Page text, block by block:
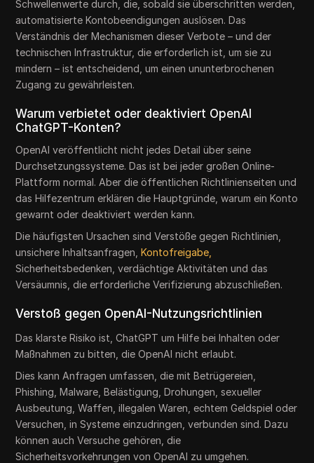
Schwellenwerte durch, die, sobald sie überschritten werden,
automatisierte Kontobeendigungen auslösen. Das
Verständnis der Mechanismen dieser Verbote – und der
technischen Infrastruktur, die erforderlich ist, um sie zu
mindern – ist entscheidend, um einen ununterbrochenen
Zugang zu gewährleisten.
Warum verbietet oder deaktiviert OpenAI
ChatGPT-Konten?
OpenAI veröffentlicht nicht jedes Detail über seine
Durchsetzungssysteme. Das ist bei jeder großen Online-
Plattform normal. Aber die öffentlichen Richtlinienseiten und
das Hilfezentrum erklären die Hauptgründe, warum ein Konto
gewarnt oder deaktiviert werden kann.
Die häufigsten Ursachen sind Verstöße gegen Richtlinien,
unsichere Inhaltsanfragen,Kontofreigabe,
Sicherheitsbedenken, verdächtige Aktivitäten und das
Versäumnis, die erforderliche Verifizierung abzuschließen.
Verstoß gegen OpenAI-Nutzungsrichtlinien
Das klarste Risiko ist, ChatGPT um Hilfe bei Inhalten oder
Maßnahmen zu bitten, die OpenAI nicht erlaubt.
Dies kann Anfragen umfassen, die mit Betrügereien,
Phishing, Malware, Belästigung, Drohungen, sexueller
Ausbeutung, Waffen, illegalen Waren, echtem Geldspiel oder
Versuchen, in Systeme einzudringen, verbunden sind. Dazu
können auch Versuche gehören, die
Sicherheitsvorkehrungen von OpenAI zu umgehen.